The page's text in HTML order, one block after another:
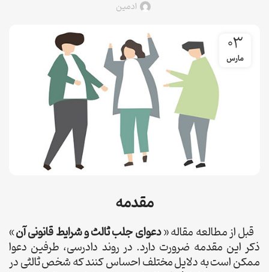
ادمین
03
مارس
مقدمه
قبل از مطالعه مقاله «دعوای جلب ثالث و شرایط قانونی آن»
ذکر این مقدمه ضرورت دارد. در روند دادرسی، طرفین دعوا
ممکن است به دلایل مختلف احساس کنند که شخص ثالثی در